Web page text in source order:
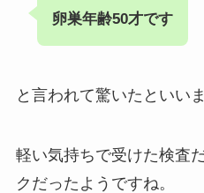
卵巣年齢50才です
と言われて驚いたといいま
軽い気持ちで受けた検査
クだったようですね。